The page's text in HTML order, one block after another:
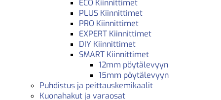
ECO Kiinnittimet
PLUS Kiinnittimet
PRO Kiinnittimet
EXPERT Kiinnittimet
DIY Kiinnittimet
SMART Kiinnittimet
12mm pöytälevyyn
15mm pöytälevyyn
Puhdistus ja peittauskemikaalit
Kuonahakut ja varaosat